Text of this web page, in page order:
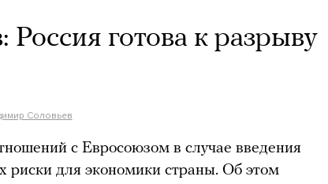
готова к разрыву
Соловьев
с Евросоюзом в случае введения
риски для экономики страны. Об этом